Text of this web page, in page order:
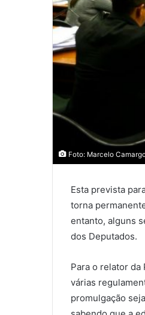
Foto: Marcelo
Esta prevista
torna
entanto, alguns
dos Deputados.
Para o relator da
várias
promulgação